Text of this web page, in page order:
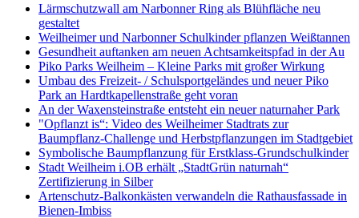
Lärmschutzwall am Narbonner Ring als Blühfläche neu
gestaltet
Weilheimer und Narbonner Schulkinder pflanzen Weißtannen
Gesundheit auftanken am neuen Achtsamkeitspfad in der Au
Piko Parks Weilheim – Kleine Parks mit großer Wirkung
Umbau des Freizeit- / Schulsportgeländes und neuer Piko
Park an Hardtkapellenstraße geht voran
An der Waxensteinstraße entsteht ein neuer naturnaher Park
"Opflanzt is“: Video des Weilheimer Stadtrats zur
Baumpflanz-Challenge und Herbstpflanzungen im Stadtgebiet
Symbolische Baumpflanzung für Erstklass-Grundschulkinder
Stadt Weilheim i.OB erhält „StadtGrün naturnah“
Zertifizierung in Silber
Artenschutz-Balkonkästen verwandeln die Rathausfassade in
Bienen-Imbiss